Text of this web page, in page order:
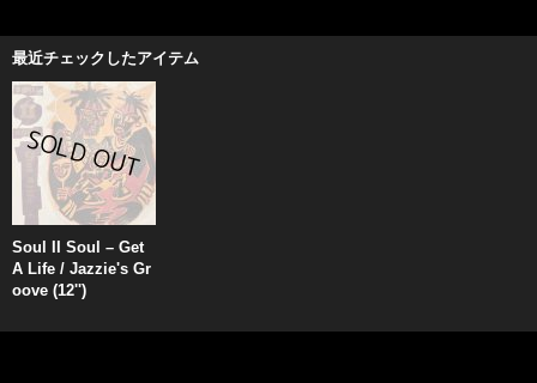
最近チェックしたアイテム
Soul II Soul – Get
A Life / Jazzie's Gr
oove (12'')